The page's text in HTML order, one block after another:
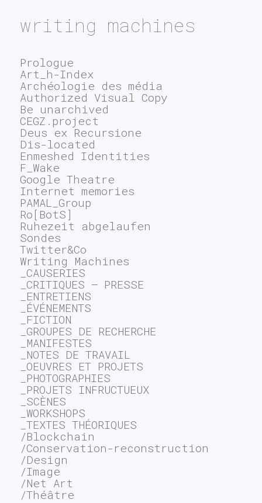
writing machines
Prologue
Art_h-Index
Archéologie des média
Authorized Visual Copy
Be unarchived
CEGZ.project
Deus ex Recursione
Dis-located
Enmeshed Identities
F_Wake
Google Theatre
Internet memories
PAMAL_Group
Ro[BotS]
Ruhezeit abgelaufen
Sondes
Twitter&Co
Writing Machines
_CAUSERIES
_CRITIQUES – PRESSE
_ENTRETIENS
_ÉVÉNEMENTS
_FICTION
_GROUPES DE RECHERCHE
_MANIFESTES
_NOTES DE TRAVAIL
_OEUVRES ET PROJETS
_PHOTOGRAPHIES
_PROJETS INFRUCTUEUX
_SCÈNES
_WORKSHOPS
_TEXTES THÉORIQUES
/Blockchain
/Conservation-reconstruction
/Design
/Image
/Net Art
/Théâtre